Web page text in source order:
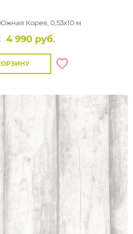
Южная Корея, 0,53x10 м
4 990 руб.